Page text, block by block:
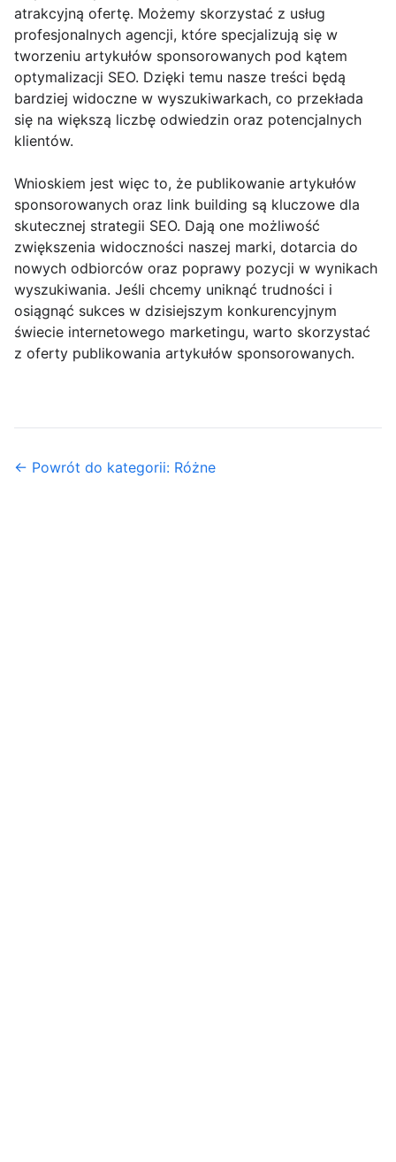
atrakcyjną ofertę. Możemy skorzystać z usług
profesjonalnych agencji, które specjalizują się w
tworzeniu artykułów sponsorowanych pod kątem
optymalizacji SEO. Dzięki temu nasze treści będą
bardziej widoczne w wyszukiwarkach, co przekłada
się na większą liczbę odwiedzin oraz potencjalnych
klientów.
Wnioskiem jest więc to, że publikowanie artykułów
sponsorowanych oraz link building są kluczowe dla
skutecznej strategii SEO. Dają one możliwość
zwiększenia widoczności naszej marki, dotarcia do
nowych odbiorców oraz poprawy pozycji w wynikach
wyszukiwania. Jeśli chcemy uniknąć trudności i
osiągnąć sukces w dzisiejszym konkurencyjnym
świecie internetowego marketingu, warto skorzystać
z oferty publikowania artykułów sponsorowanych.
← Powrót do kategorii: Różne